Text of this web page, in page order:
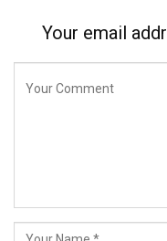
Your email